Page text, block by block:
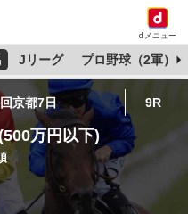
dメニュー
Jリーグ プロ野球（2軍）
京都7日 9R
万円以下)